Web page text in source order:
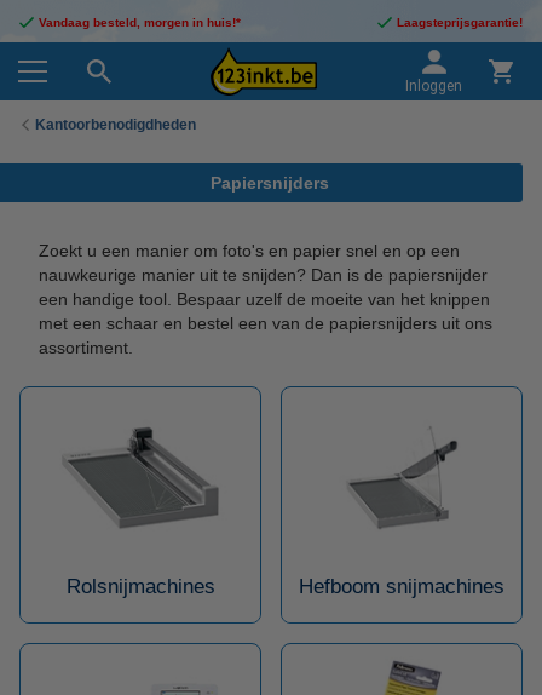
Vandaag besteld, morgen in huis!* Laagsteprijsgarantie!
Inloggen
Kantoorbenodigdheden
Papiersnijders
Zoekt u een manier om foto's en papier snel en op een
nauwkeurige manier uit te snijden? Dan is de papiersnijder
een handige tool. Bespaar uzelf de moeite van het knippen
met een schaar en bestel een van de papiersnijders uit ons
assortiment.
Rolsnijmachines Hefboom snijmachines